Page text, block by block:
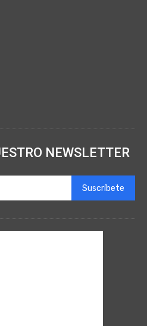
NEWSLETTER
Suscríbete